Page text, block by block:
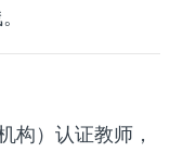
构）认证教师，